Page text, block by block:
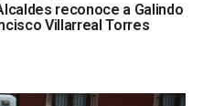
reconoce a Galindo
Villarreal Torres